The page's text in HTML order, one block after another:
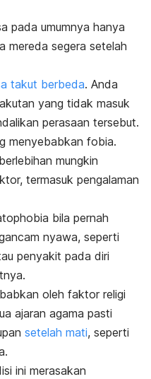
pada umumnya hanya
mereda segera setelah
takut berbeda. Anda
yang tidak masuk
perasaan tersebut.
menyebabkan fobia.
mungkin
termasuk pengalaman
bila pernah
nyawa, seperti
penyakit pada diri
oleh faktor religi
ajaran agama pasti
setelah mati, seperti
ini merasakan